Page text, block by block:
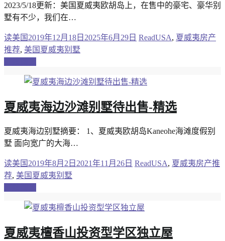
2023/5/18更新：美国夏威夷欧胡岛上，在售中的豪宅、豪华别
墅有不少，我们在…
读美国 2019年12月18日 2025年6月29日 ReadUSA, 夏威夷房产
推荐, 美国夏威夷别墅
夏威夷海边沙滩别墅待出售-精选
夏威夷海边别墅摘要： 1、夏威夷欧胡岛Kaneohe海滩度假别
墅 面向宽广的大海…
读美国2019年8月2日 2021年11月26日 ReadUSA, 夏威夷房产推
荐, 美国夏威夷别墅
夏威夷檀香山投资型学区独立屋